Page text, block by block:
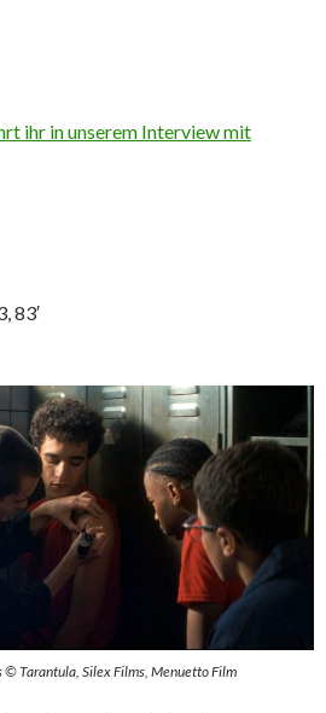
ihr in unserem Interview mit
83′
© Tarantula, Silex Films, Menuetto Film